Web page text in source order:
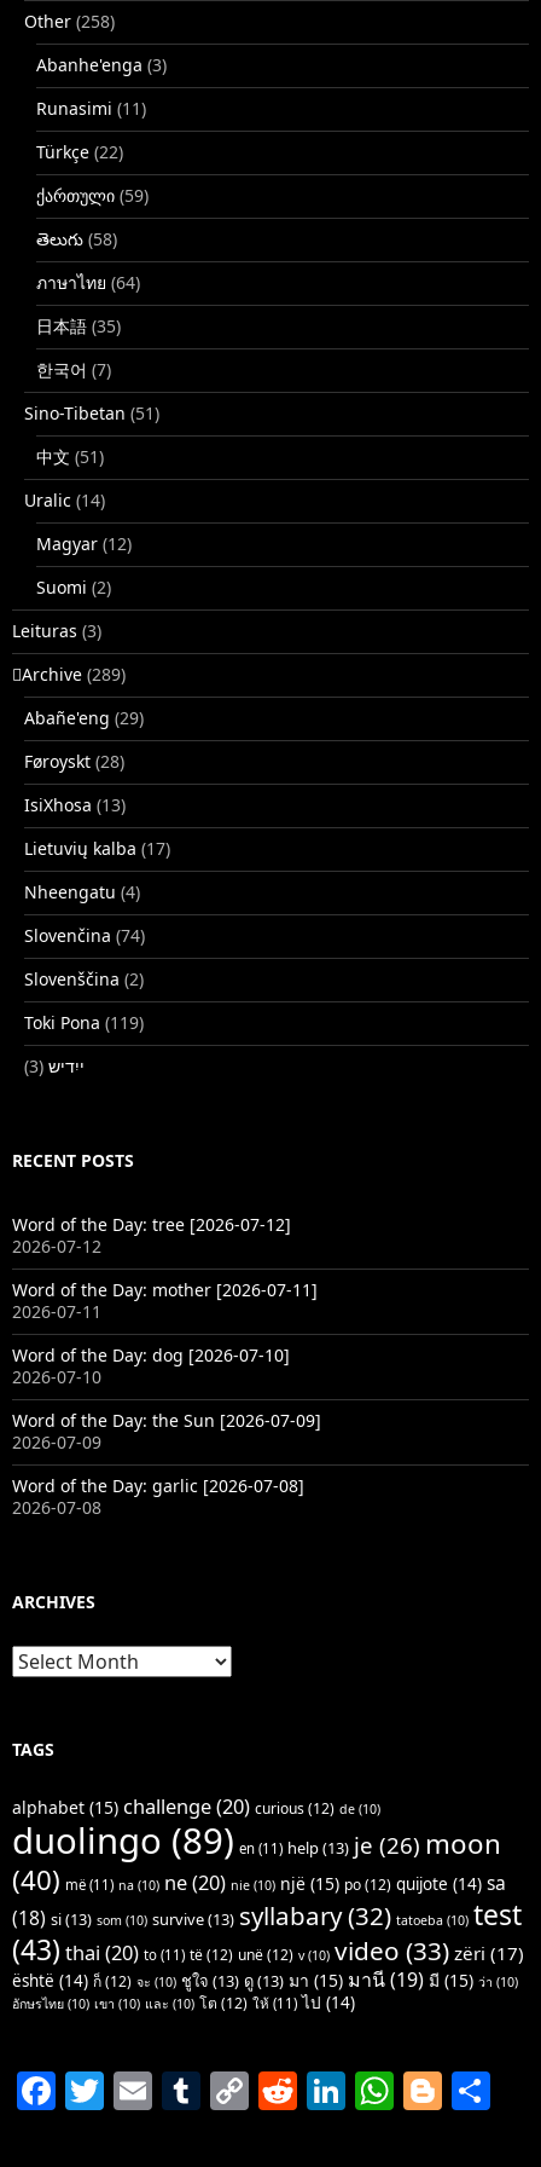
Other (258)
Abanhe'enga (3)
Runasimi (11)
Türkçe (22)
ქართული (59)
తెలుగు (58)
ภาษาไทย (64)
日本語 (35)
한국어 (7)
Sino-Tibetan (51)
中文 (51)
Uralic (14)
Magyar (12)
Suomi (2)
Leituras (3)
􏿽Archive (289)
Abañe'eng (29)
Føroyskt (28)
IsiXhosa (13)
Lietuvių kalba (17)
Nheengatu (4)
Slovenčina (74)
Slovenščina (2)
Toki Pona (119)
ייִדיש (3)
RECENT POSTS
Word of the Day: tree [2026-07-12]
2026-07-12
Word of the Day: mother [2026-07-11]
2026-07-11
Word of the Day: dog [2026-07-10]
2026-07-10
Word of the Day: the Sun [2026-07-09]
2026-07-09
Word of the Day: garlic [2026-07-08]
2026-07-08
ARCHIVES
Archives
TAGS
alphabet (15) challenge(20) curious(12) de (10)
duolingo (89) en (11) help(13) je (26) moon
(40) më (11) na (10) ne(20) nie (10) një (15) po(12) quijote (14) sa
(18) si(13) som (10) survive(13) syllabary(32) tatoeba (10) test
(43) thai (20) to (11) të(12) unë(12) v(10) video (33) zëri (17)
është (14) ก็(12) จะ (10) ชูใจ (13) ดู(13) มา (15) มานี(19) มี (15) ว่า (10)
อักษรไทย (10) เขา (10) และ (10) โต (12) ให้ (11) ไป (14)
F T E T C R Li W Bl